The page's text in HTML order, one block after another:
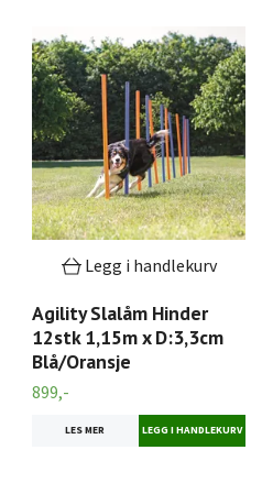
Legg i handlekurv
Agility Slalåm Hinder
12stk 1,15m x D:3,3cm
Blå/Oransje
899,-
LES MER